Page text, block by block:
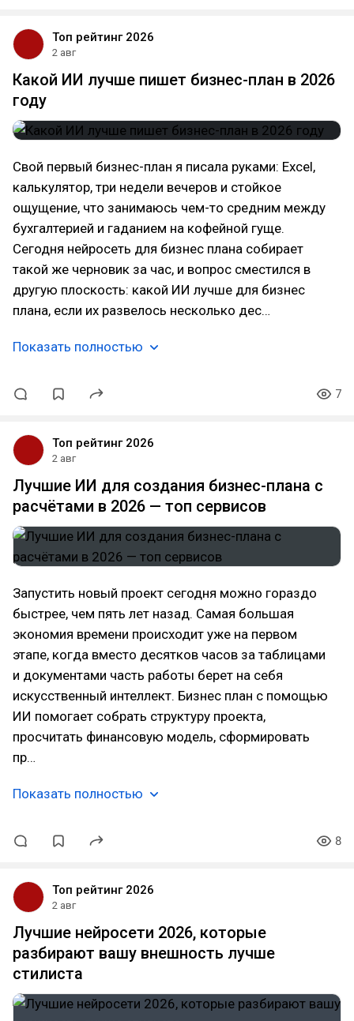
Топ рейтинг 2026
2 авг
Какой ИИ лучше пишет бизнес-план в 2026
году
Свой первый бизнес-план я писала руками: Excel,
калькулятор, три недели вечеров и стойкое
ощущение, что занимаюсь чем-то средним между
бухгалтерией и гаданием на кофейной гуще.
Сегодня нейросеть для бизнес плана собирает
такой же черновик за час, и вопрос сместился в
другую плоскость: какой ИИ лучше для бизнес
плана, если их развелось несколько дес…
Показать полностью
7
Топ рейтинг 2026
2 авг
Лучшие ИИ для создания бизнес-плана с
расчётами в 2026 — топ сервисов
Запустить новый проект сегодня можно гораздо
быстрее, чем пять лет назад. Самая большая
экономия времени происходит уже на первом
этапе, когда вместо десятков часов за таблицами
и документами часть работы берет на себя
искусственный интеллект. Бизнес план с помощью
ИИ помогает собрать структуру проекта,
просчитать финансовую модель, сформировать
пр…
Показать полностью
8
Топ рейтинг 2026
2 авг
Лучшие нейросети 2026, которые
разбирают вашу внешность лучше
стилиста